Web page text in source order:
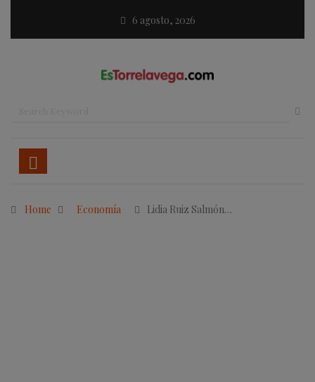
6 agosto, 2026
Home Economía Lidia Ruiz Salmón…